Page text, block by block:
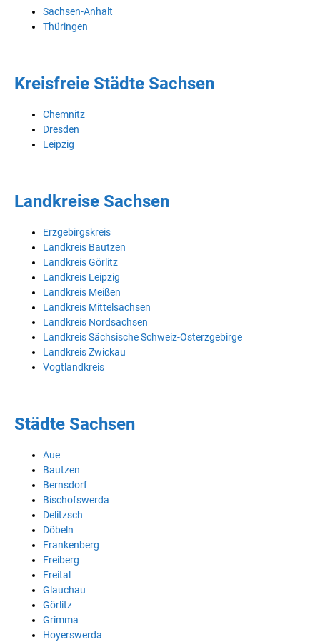
Sachsen-Anhalt
Thüringen
Kreisfreie Städte Sachsen
Chemnitz
Dresden
Leipzig
Landkreise Sachsen
Erzgebirgskreis
Landkreis Bautzen
Landkreis Görlitz
Landkreis Leipzig
Landkreis Meißen
Landkreis Mittelsachsen
Landkreis Nordsachsen
Landkreis Sächsische Schweiz-Osterzgebirge
Landkreis Zwickau
Vogtlandkreis
Städte Sachsen
Aue
Bautzen
Bernsdorf
Bischofswerda
Delitzsch
Döbeln
Frankenberg
Freiberg
Freital
Glauchau
Görlitz
Grimma
Hoyerswerda